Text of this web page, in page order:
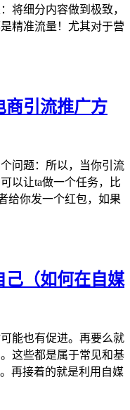
将细分内容做到极致，
精准流量！尤其对于营
商引流推广方
问题：所以，当你引流
以让ta做一个任务，比
给你发一个红包，如果
己（如何在自媒
能也有促进。再要么就
这些都是属于常见和基
再接着的就是利用自媒